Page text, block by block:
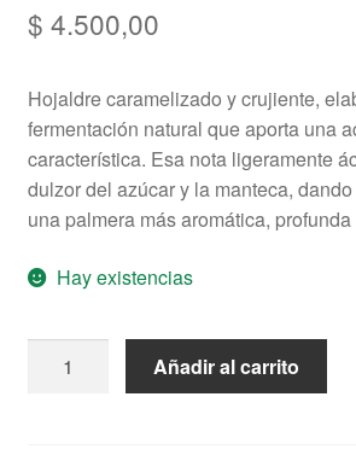
$ 4.500,00
Hojaldre caramelizado y crujiente,
fermentación natural que aporta una
característica. Esa nota ligeramente
dulzor del azúcar y la manteca,
una palmera más aromática,
Hay existencias
cantidad
Añadir al carrito